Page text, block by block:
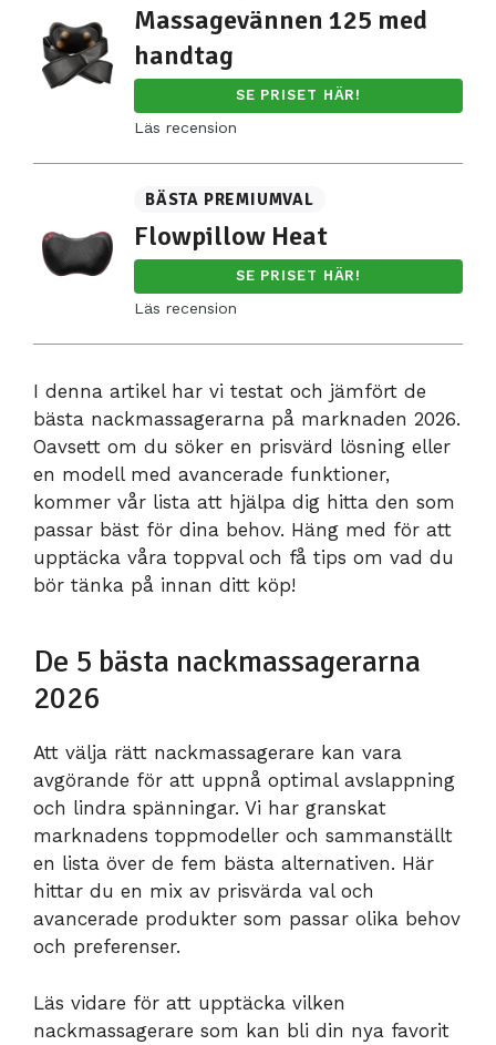
Massagevännen 125 med
handtag
SE PRISET HÄR!
Läs recension
BÄSTA PREMIUMVAL
Flowpillow Heat
SE PRISET HÄR!
Läs recension
I denna artikel har vi testat och jämfört de
bästa nackmassagerarna på marknaden 2026.
Oavsett om du söker en prisvärd lösning eller
en modell med avancerade funktioner,
kommer vår lista att hjälpa dig hitta den som
passar bäst för dina behov. Häng med för att
upptäcka våra toppval och få tips om vad du
bör tänka på innan ditt köp!
De 5 bästa nackmassagerarna
2026
Att välja rätt nackmassagerare kan vara
avgörande för att uppnå optimal avslappning
och lindra spänningar. Vi har granskat
marknadens toppmodeller och sammanställt
en lista över de fem bästa alternativen. Här
hittar du en mix av prisvärda val och
avancerade produkter som passar olika behov
och preferenser.
Läs vidare för att upptäcka vilken
nackmassagerare som kan bli din nya favorit